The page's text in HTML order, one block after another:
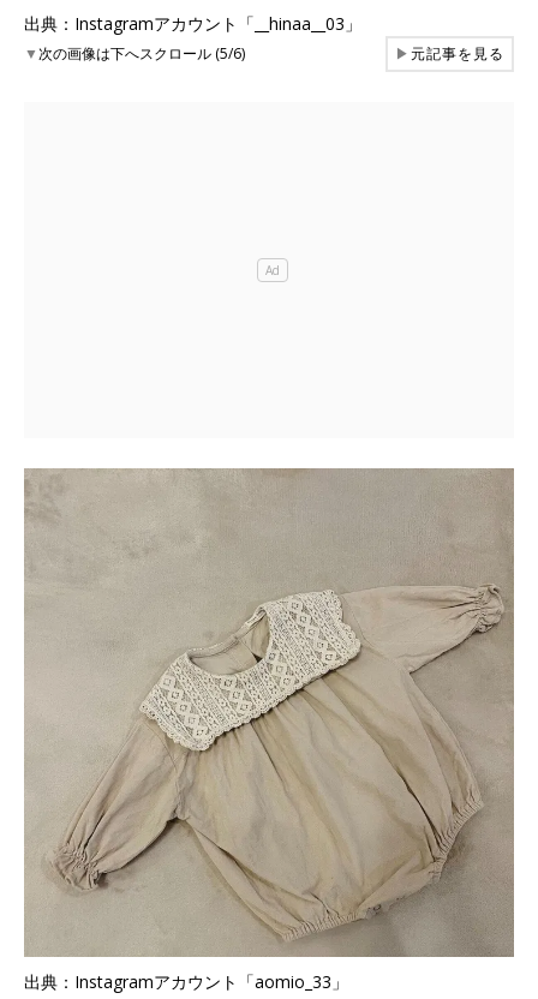
出典：Instagramアカウント「__hinaa__03」
▼次の画像は下へスクロール (5/6) ▶元記事を見る
出典：Instagramアカウント「aomio_33」